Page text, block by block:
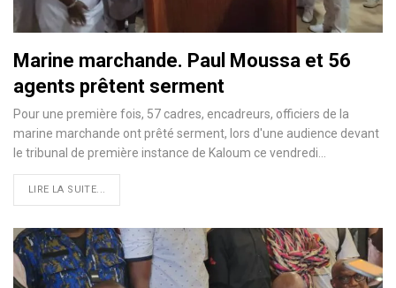
Marine marchande. Paul Moussa et 56
agents prêtent serment
Pour une première fois, 57 cadres, encadreurs, officiers de la
marine marchande ont prêté serment, lors d'une audience devant
le tribunal de première instance de Kaloum ce vendredi…
LIRE LA SUITE...